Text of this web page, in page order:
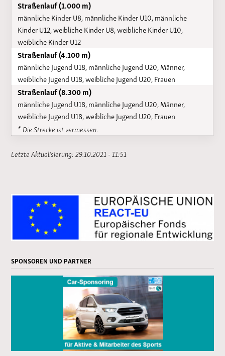
Straßenlauf (1.000 m)
männliche Kinder U8, männliche Kinder U10, männliche
Kinder U12, weibliche Kinder U8, weibliche Kinder U10,
weibliche Kinder U12
Straßenlauf (4.100 m)
männliche Jugend U18, männliche Jugend U20, Männer,
weibliche Jugend U18, weibliche Jugend U20, Frauen
Straßenlauf (8.300 m)
männliche Jugend U18, männliche Jugend U20, Männer,
weibliche Jugend U18, weibliche Jugend U20, Frauen
* Die Strecke ist vermessen.
Letzte Aktualisierung: 29.10.2021 - 11:51
SPONSOREN UND PARTNER